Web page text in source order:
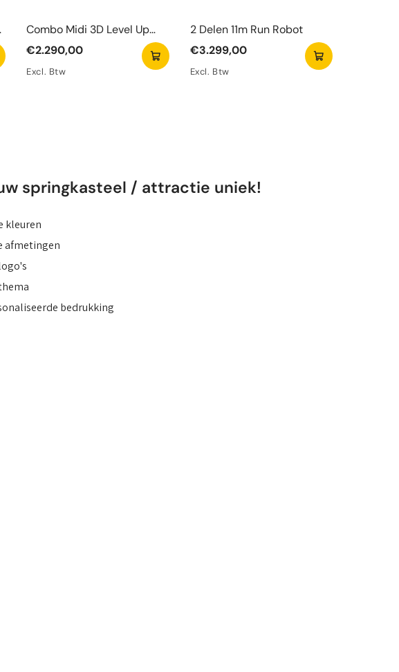
Combo Midi 3D Level Up
Springkasteel Met Obstakel
€2.290,00
Excl. Btw
2 Delen 11m Run Robot
€3.299,00
Excl. Btw
springkasteel / attractie uniek!
kleuren
afmetingen
bedrukking